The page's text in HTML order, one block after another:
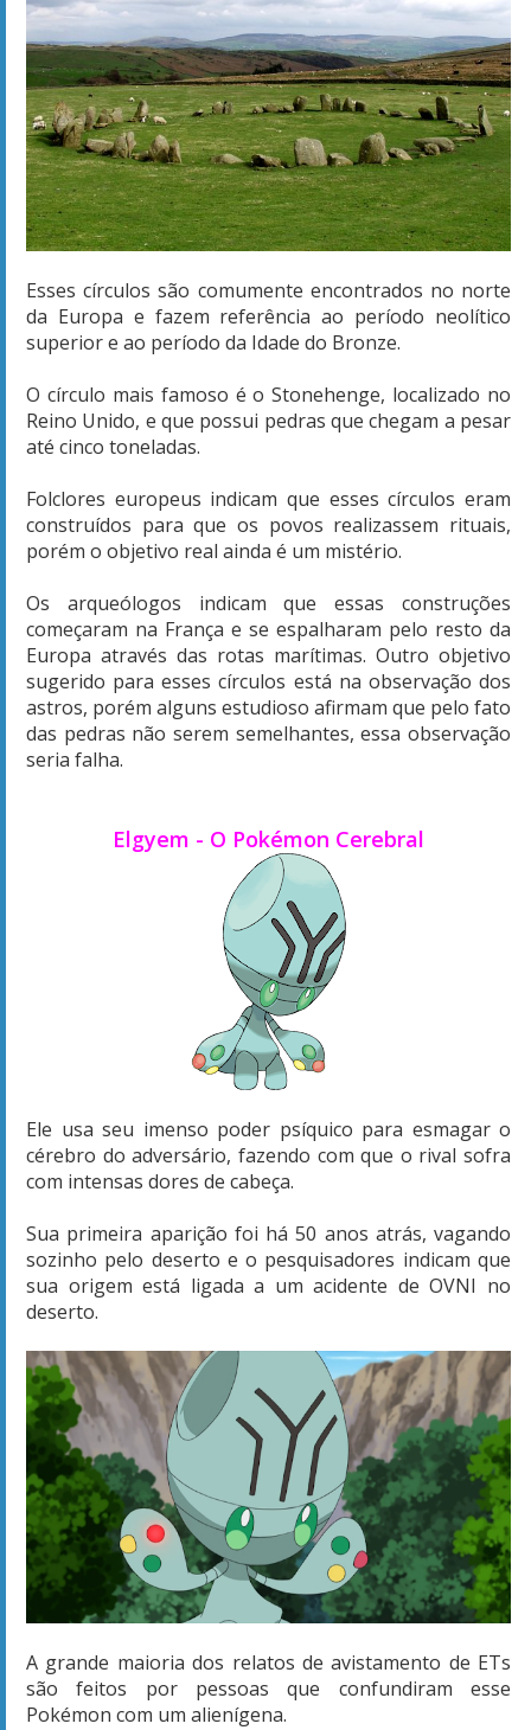
Esses círculos são comumente encontrados no norte
da Europa e fazem referência ao período neolítico
superior e ao período da Idade do Bronze.
O círculo mais famoso é o Stonehenge, localizado no
Reino Unido, e que possui pedras que chegam a pesar
até cinco toneladas.
Folclores europeus indicam que esses círculos eram
construídos para que os povos realizassem rituais,
porém o objetivo real ainda é um mistério.
Os arqueólogos indicam que essas construções
começaram na França e se espalharam pelo resto da
Europa através das rotas marítimas. Outro objetivo
sugerido para esses círculos está na observação dos
astros, porém alguns estudioso afirmam que pelo fato
das pedras não serem semelhantes, essa observação
seria falha.
Elgyem - O Pokémon Cerebral
Ele usa seu imenso poder psíquico para esmagar o
cérebro do adversário, fazendo com que o rival sofra
com intensas dores de cabeça.
Sua primeira aparição foi há 50 anos atrás, vagando
sozinho pelo deserto e o pesquisadores indicam que
sua origem está ligada a um acidente de OVNI no
deserto.
A grande maioria dos relatos de avistamento de ETs
são feitos por pessoas que confundiram esse
Pokémon com um alienígena.